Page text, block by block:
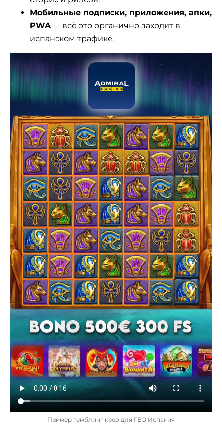
Мобильные подписки, приложения, апки,
PWA — всё это органично заходит в
испанском трафике.
Пример гемблинг крео для ГЕО Испания